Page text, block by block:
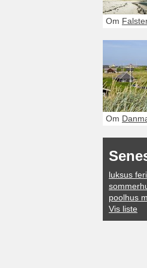
Om
Om
luksus
poolhus
Vis liste